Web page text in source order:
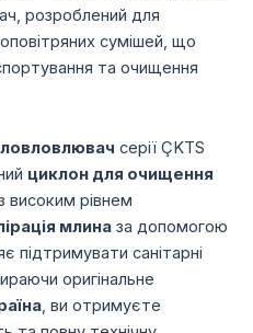
розроблений для
сумішей, що
та очищення
серії ÇKTS
циклон для очищення
високим рівнем
млина за допомогою
підтримувати санітарні
оригінальне
, ви отримуєте